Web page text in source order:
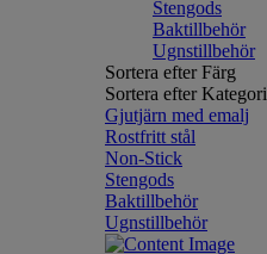
Stengods
Baktillbehör
Ugnstillbehör
Sortera efter Färg
Sortera efter Kategori
Gjutjärn med emalj
Rostfritt stål
Non-Stick
Stengods
Baktillbehör
Ugnstillbehör